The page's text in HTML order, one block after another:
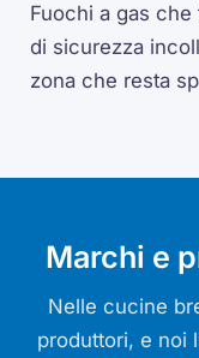
Fuochi a gas
di sicurezza
zona che resta
Marchi e
Nelle cucine
produttori, e noi